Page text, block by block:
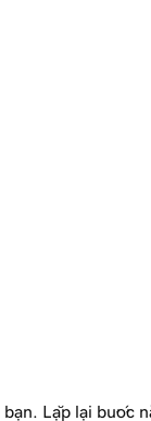
Lặp lại bước